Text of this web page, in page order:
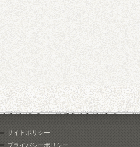
サイトポリシー
プライバシーポリシー